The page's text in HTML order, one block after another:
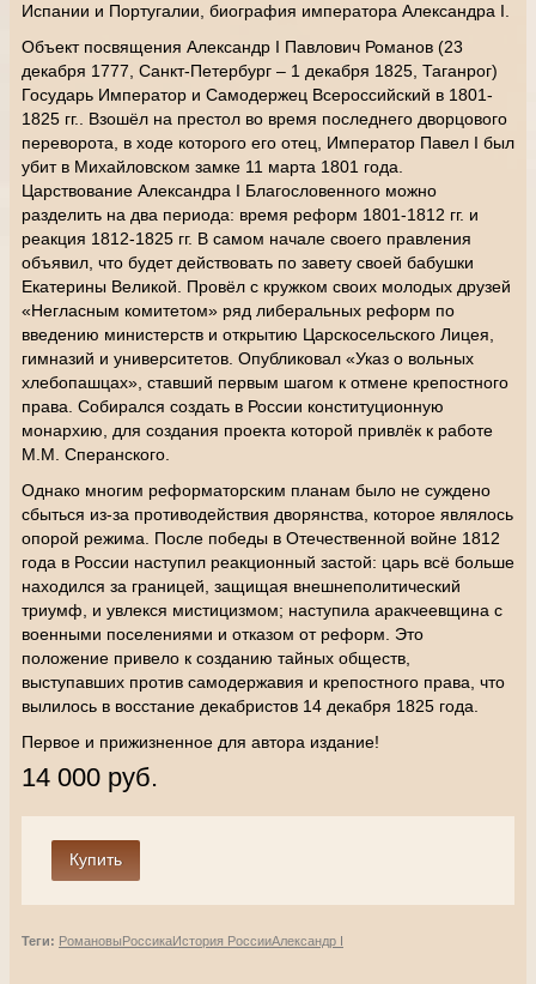
Испании и Португалии, биография императора Александра I.
Объект посвящения Александр I Павлович Романов (23
декабря 1777, Санкт-Петербург – 1 декабря 1825, Таганрог)
Государь Император и Самодержец Всероссийский в 1801-
1825 гг.. Взошёл на престол во время последнего дворцового
переворота, в ходе которого его отец, Император Павел I был
убит в Михайловском замке 11 марта 1801 года.
Царствование Александра I Благословенного можно
разделить на два периода: время реформ 1801-1812 гг. и
реакция 1812-1825 гг. В самом начале своего правления
объявил, что будет действовать по завету своей бабушки
Екатерины Великой. Провёл с кружком своих молодых друзей
«Негласным комитетом» ряд либеральных реформ по
введению министерств и открытию Царскосельского Лицея,
гимназий и университетов. Опубликовал «Указ о вольных
хлебопашцах», ставший первым шагом к отмене крепостного
права. Собирался создать в России конституционную
монархию, для создания проекта которой привлёк к работе
М.М. Сперанского.
Однако многим реформаторским планам было не суждено
сбыться из-за противодействия дворянства, которое являлось
опорой режима. После победы в Отечественной войне 1812
года в России наступил реакционный застой: царь всё больше
находился за границей, защищая внешнеполитический
триумф, и увлекся мистицизмом; наступила аракчеевщина с
военными поселениями и отказом от реформ. Это
положение привело к созданию тайных обществ,
выступавших против самодержавия и крепостного права, что
вылилось в восстание декабристов 14 декабря 1825 года.
Первое и прижизненное для автора издание!
14 000 руб.
Теги: РомановыРоссикаИстория РоссииАлександр I